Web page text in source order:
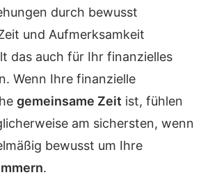
durch bewusst
und Aufmerksamkeit
das auch für Ihr finanzielles
Wenn Ihre finanzielle
gemeinsame Zeit ist, fühlen
am sichersten, wenn
bewusst um Ihre
.